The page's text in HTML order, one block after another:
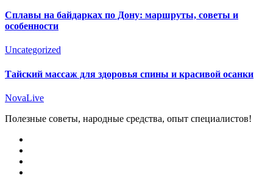
Сплавы на байдарках по Дону: маршруты, советы и
особенности
Uncategorized
Тайский массаж для здоровья спины и красивой осанки
NovaLive
Полезные советы, народные средства, опыт специалистов!